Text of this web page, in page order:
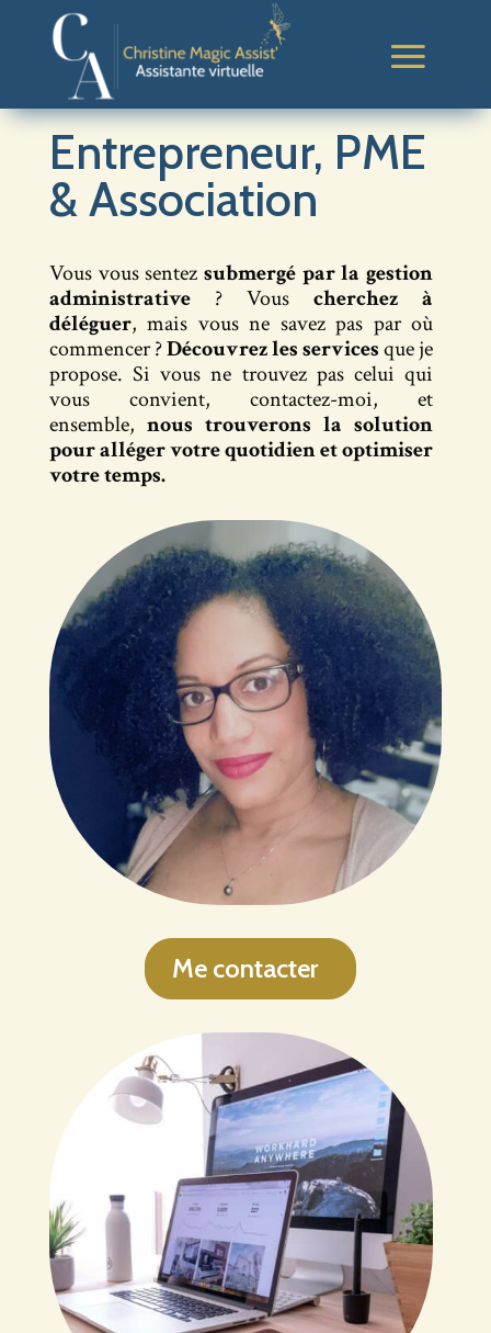
Entrepreneur, PME
& Association
Vous vous sentez submergé par la gestion
administrative? Vouscherchez à
déléguer, mais vous ne savez pas par où
commencer ?Découvrez les servicesque je
propose. Si vous ne trouvez pas celui qui
vous convient, contactez-moi, et
ensemble, nous trouverons la solution
pour alléger votre quotidien et optimiser
votre temps.
Me contacter